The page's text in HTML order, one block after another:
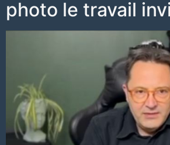
photo le travail